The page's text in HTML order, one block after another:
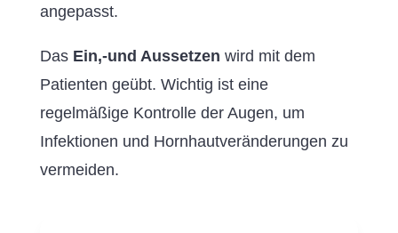
angepasst.
Das Ein,-und Aussetzen wird mit dem
Patienten geübt. Wichtig ist eine
regelmäßige Kontrolle der Augen, um
Infektionen und Hornhautveränderungen zu
vermeiden.